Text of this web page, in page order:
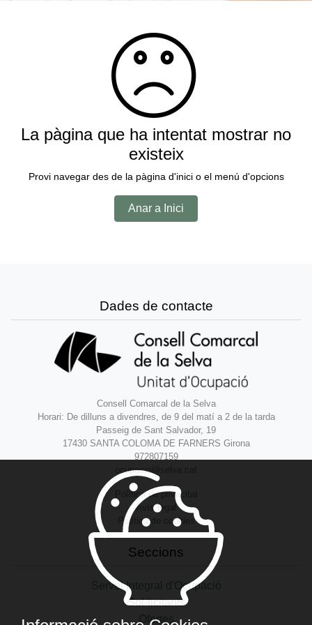
La pàgina que ha intentat mostrar no
existeix
Provi navegar des de la pàgina d'inici o el menú d'opcions
Anar a Inici
Dades de contacte
Consell Comarcal de la Selva
Horari: De dilluns a divendres, de 9 del matí a 2 de la tarda
Passeig de Sant Salvador, 19
17430 SANTA COLOMA DE FARNERS Girona
972807159
ocupacio@selva.cat
Política de privacitat
Avís legal
Política de cookies
Seccions
Servei Integral d'Ocupació
Sol·licitants
Ofertes